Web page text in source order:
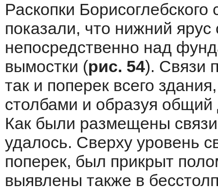
Раскопки
показали, что нижний ярус
непосредственно над
вымостки (рис. 54). Связи
так и поперек всего
столбами и образуя
Как были размещены
удалось. Сверху уровень
поперек, был прикрыт
выявлены также в